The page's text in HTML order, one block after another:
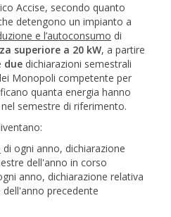
Accise, secondo quanto
detengono un impianto a
e l’autoconsumo di
superiore a 20 kW, a partire
due dichiarazioni semestrali
Monopoli competente per
quanta energia hanno
semestre di riferimento.
di ogni anno, dichiarazione
dell'anno in corso
anno, dichiarazione relativa
precedente